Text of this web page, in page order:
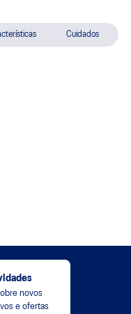
Cuidados
novos
e ofertas